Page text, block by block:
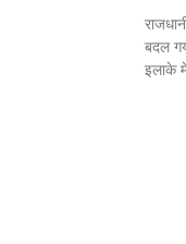
बदल
इलाके